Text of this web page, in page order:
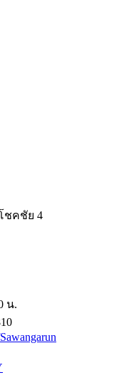
ชคชัย 4
น.